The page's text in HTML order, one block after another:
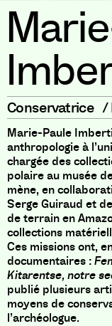
Conservatrice /
Marie-Paule
anthropologie à
chargée des
polaire au musée
mène, en
Serge Guiraud et
de terrain en
collections
Ces missions ont,
documentaires :
Kitarentse, notre
publié plusieurs
moyens de
l’archéologue.